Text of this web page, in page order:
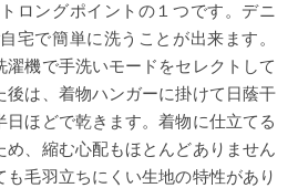
ロングポイントの１つです。デニ
宅で簡単に洗うことが出来ます。
機で手洗いモードをセレクトして
後は、着物ハンガーに掛けて日蔭干
日ほどで乾きます。着物に仕立てる
、縮む心配もほとんどありません
も毛羽立ちにくい生地の特性があり